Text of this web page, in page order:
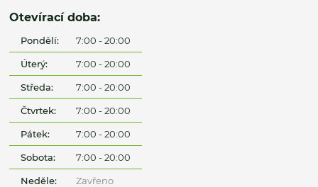
Otevírací doba:
Pondělí: 7:00 - 20:00
Úterý: 7:00 - 20:00
Středa: 7:00 - 20:00
Čtvrtek: 7:00 - 20:00
Pátek: 7:00 - 20:00
Sobota: 7:00 - 20:00
Neděle: Zavřeno